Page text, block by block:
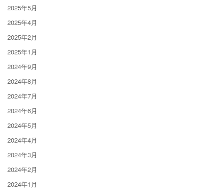
2025年5月
2025年4月
2025年2月
2025年1月
2024年9月
2024年8月
2024年7月
2024年6月
2024年5月
2024年4月
2024年3月
2024年2月
2024年1月